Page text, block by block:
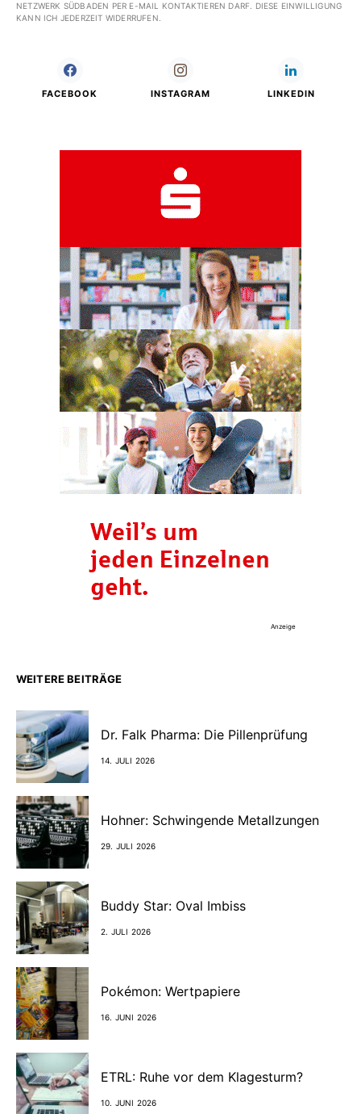
NETZWERK SÜDBADEN PER E-MAIL KONTAKTIEREN DARF. DIESE EINWILLIGUNG
KANN ICH JEDERZEIT WIDERRUFEN.
FACEBOOK INSTAGRAM LINKEDIN
Anzeige
WEITERE BEITRÄGE
Dr. Falk Pharma: Die Pillenprüfung
14. JULI 2026
Hohner: Schwingende Metallzungen
29. JULI 2026
Buddy Star: Oval Imbiss
2. JULI 2026
Pokémon: Wertpapiere
16. JUNI 2026
ETRL: Ruhe vor dem Klagesturm?
10. JUNI 2026